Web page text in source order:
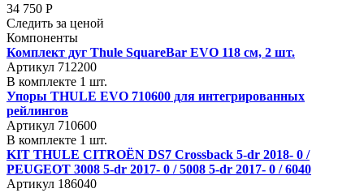
34 750 Р
Следить за ценой
Компоненты
Комплект дуг Thule SquareBar EVO 118 см, 2 шт.
Артикул 712200
В комплекте 1 шт.
Упоры THULE EVO 710600 для интегрированных
рейлингов
Артикул 710600
В комплекте 1 шт.
KIT THULE CITROËN DS7 Crossback 5-dr 2018- 0 /
PEUGEOT 3008 5-dr 2017- 0 / 5008 5-dr 2017- 0 / 6040
Артикул 186040